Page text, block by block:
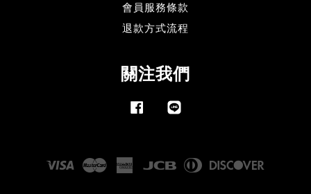
會員服務條款
退款方式流程
關注我們
Facebook
Visa Master AmericanJCB
Diners